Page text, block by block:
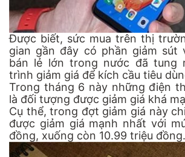
Được biết, sức mua trên thị
gian gần đây có phần giảm sút
bán lẻ lớn trong nước đã tung
trình giảm giá để kích cầu tiêu
Trong tháng 6 này những điện
là đối tượng được giảm giá khá
Cụ thể, trong đợt giảm giá này
được giảm giá mạnh nhất với
đồng, xuống còn 10.99 triệu đồng.